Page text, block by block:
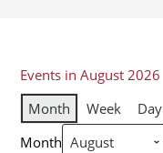
Events in August 2026
Month
Week
Day
Month